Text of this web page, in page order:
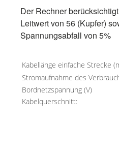
Der Rechner
Leitwert von 56 (Kupfer)
Spannungsabfall von 5%